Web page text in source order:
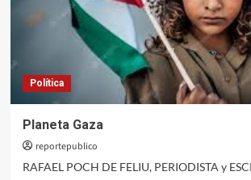
los
patrones
Política
Planeta Gaza
reportepublico
RAFAEL POCH DE FELIU, PERIODISTA y